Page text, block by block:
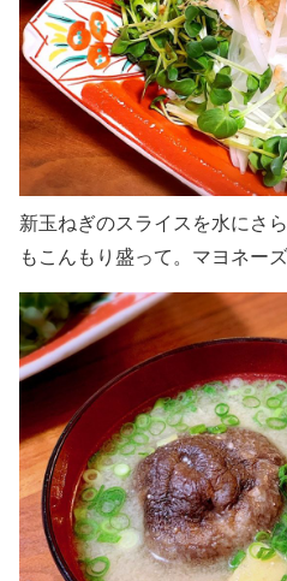
新玉ねぎのスライスを水にさ
もこんもり盛って。マヨネー